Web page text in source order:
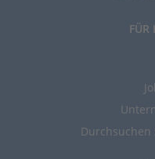
FÜR
Durchsuchen